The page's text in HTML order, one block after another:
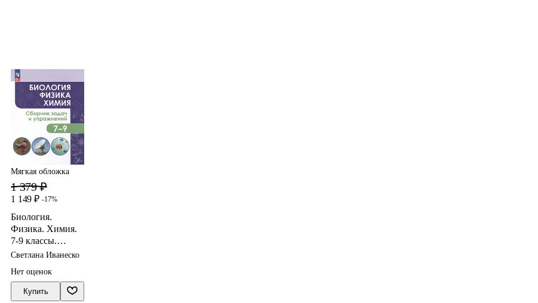
Мягкая обложка
1 379 ₽
1 149 ₽ -17%
Биология.
Физика. Химия.
7-9 классы.
Сборник задач и
Светлана Иванеско
Нет оценок
Купить